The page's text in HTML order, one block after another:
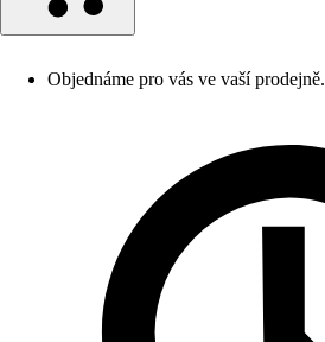
Objednáme pro vás ve vaší prodejně.